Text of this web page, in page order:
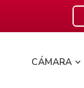
CÁMARA